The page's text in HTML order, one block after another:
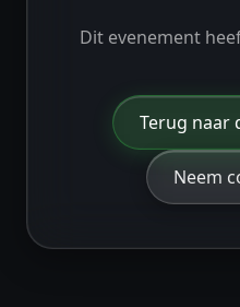
Dit evenement
Terug naar
Neem